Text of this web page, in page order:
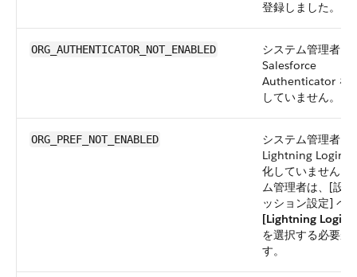
登録しました。
ORG_AUTHENTICATOR_NOT_ENABLED
システム管理者は
Salesforce
Authenticator を
していません。
ORG_PREF_NOT_ENABLED
システム管理者は
Lightning Login
化していません。
ム管理者は、[設
ッション設定] ペ
[Lightning Login
を選択する必要が
す。